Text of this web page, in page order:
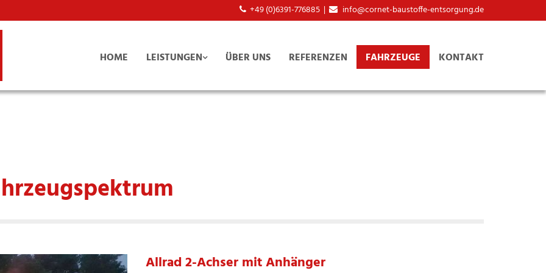
 +49 (0)6391-776885 |  info@cornet-baustoffe-entsorgung.de
HOME LEISTUNGEN ÜBER UNS REFERENZEN FAHRZEUGE KONTAKT
Allrad 2-Achser mit Anhänger